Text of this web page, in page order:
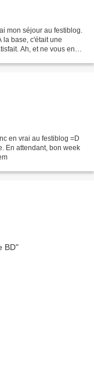
mon séjour au festiblog.
la base, c'était une
Ah, et ne vous en
en vrai au festiblog =D
En attendant, bon week